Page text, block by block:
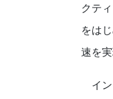
クテ
をはじ
速を
イン